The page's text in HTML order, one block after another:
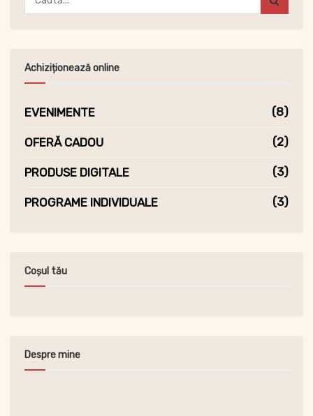
Achiziționează online
EVENIMENTE (8)
OFERĂ CADOU (2)
PRODUSE DIGITALE (3)
PROGRAME INDIVIDUALE (3)
Coșul tău
Despre mine